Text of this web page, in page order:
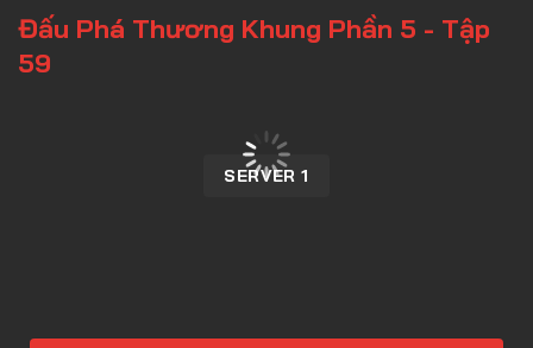
Đấu Phá Thương Khung Phần 5 - Tập
59
SERVER 1